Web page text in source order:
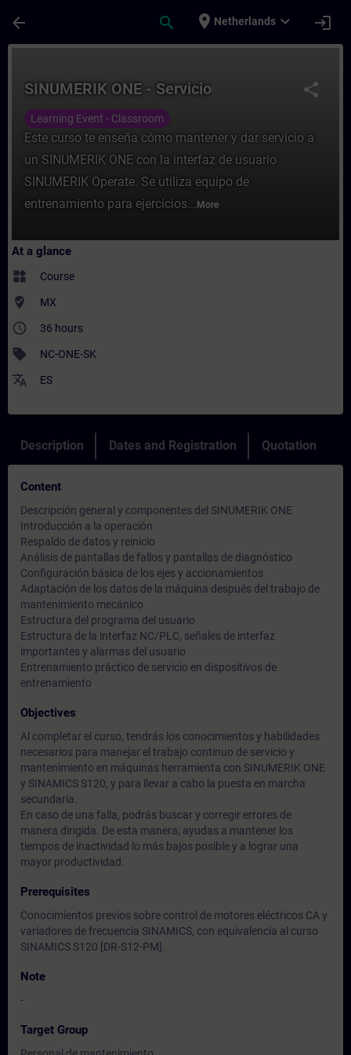
arrow_back search place Netherlands expand_more login
share
SINUMERIK ONE - Servicio
Learning Event - Classroom
Este curso te enseña cómo mantener y dar servicio a
un SINUMERIK ONE con la interfaz de usuario
SINUMERIK Operate. Se utiliza equipo de
entrenamiento para ejercicios... More
At a glance
widgets Course
where_to_vote MX
access_time 36 hours
sell NC-ONE-SK
translate ES
Description Dates and Registration Quotation
Content
Descripción general y componentes del SINUMERIK ONE
Introducción a la operación
Respaldo de datos y reinicio
Análisis de pantallas de fallos y pantallas de diagnóstico
Configuración básica de los ejes y accionamientos
Adaptación de los datos de la máquina después del trabajo de
mantenimiento mecánico
Estructura del programa del usuario
Estructura de la interfaz NC/PLC, señales de interfaz
importantes y alarmas del usuario
Entrenamiento práctico de servicio en dispositivos de
entrenamiento
Objectives
Al completar el curso, tendrás los conocimientos y habilidades
necesarios para manejar el trabajo continuo de servicio y
mantenimiento en máquinas herramienta con SINUMERIK ONE
y SINAMICS S120, y para llevar a cabo la puesta en marcha
secundaria.
En caso de una falla, podrás buscar y corregir errores de
manera dirigida. De esta manera, ayudas a mantener los
tiempos de inactividad lo más bajos posible y a lograr una
mayor productividad.
Prerequisites
Conocimientos previos sobre control de motores eléctricos CA y
variadores de frecuencia SINAMICS, con equivalencia al curso
SINAMICS S120 [DR-S12-PM].
Note
-
Target Group